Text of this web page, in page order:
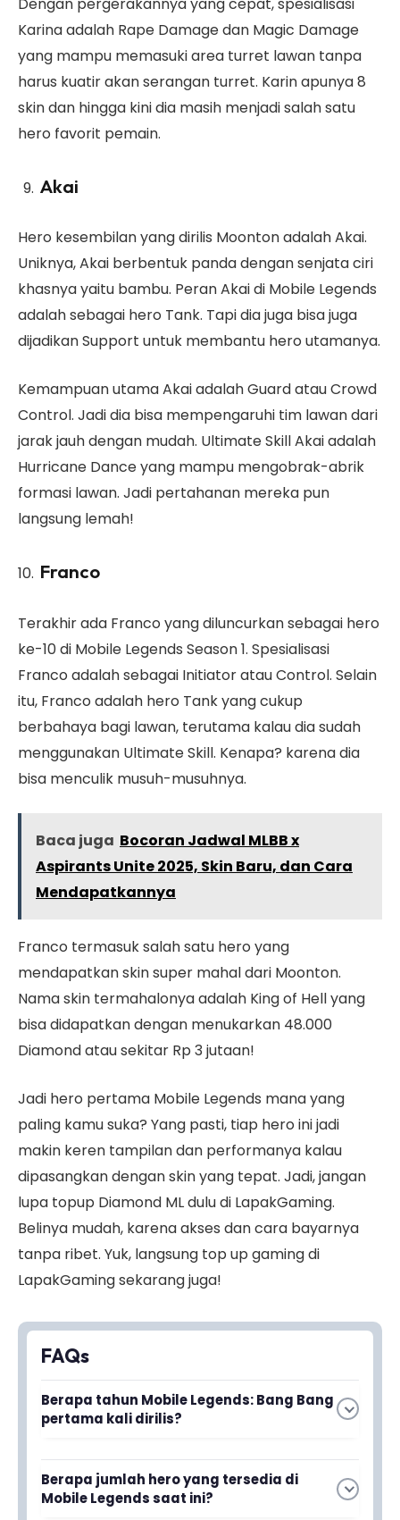
Karina adalah Rape Damage dan Magic Damage
yang mampu memasuki area turret lawan tanpa
harus kuatir akan serangan turret. Karin apunya 8
skin dan hingga kini dia masih menjadi salah satu
hero favorit pemain.
Akai
Hero kesembilan yang dirilis Moonton adalah Akai.
Uniknya, Akai berbentuk panda dengan senjata ciri
khasnya yaitu bambu. Peran Akai di Mobile Legends
adalah sebagai hero Tank. Tapi dia juga bisa juga
dijadikan Support untuk membantu hero utamanya.
Kemampuan utama Akai adalah Guard atau Crowd
Control. Jadi dia bisa mempengaruhi tim lawan dari
jarak jauh dengan mudah. Ultimate Skill Akai adalah
Hurricane Dance yang mampu mengobrak-abrik
formasi lawan. Jadi pertahanan mereka pun
langsung lemah!
Franco
Terakhir ada Franco yang diluncurkan sebagai hero
ke-10 di Mobile Legends Season 1. Spesialisasi
Franco adalah sebagai Initiator atau Control. Selain
itu, Franco adalah hero Tank yang cukup
berbahaya bagi lawan, terutama kalau dia sudah
menggunakan Ultimate Skill. Kenapa? karena dia
bisa menculik musuh-musuhnya.
Baca juga Bocoran Jadwal MLBB x
Aspirants Unite 2025, Skin Baru, dan Cara
Mendapatkannya
Franco termasuk salah satu hero yang
mendapatkan skin super mahal dari Moonton.
Nama skin termahalonya adalah King of Hell yang
bisa didapatkan dengan menukarkan 48.000
Diamond atau sekitar Rp 3 jutaan!
Jadi hero pertama Mobile Legends mana yang
paling kamu suka? Yang pasti, tiap hero ini jadi
makin keren tampilan dan performanya kalau
dipasangkan dengan skin yang tepat. Jadi, jangan
lupa topup Diamond ML dulu di LapakGaming.
Belinya mudah, karena akses dan cara bayarnya
tanpa ribet. Yuk, langsung top up gaming di
LapakGaming sekarang juga!
FAQs
Berapa tahun Mobile Legends: Bang Bang
pertama kali dirilis?
Mobile Legends: Bang Bang pertama kali dirilis
tahun 2016 oleh Moonton.
Berapa jumlah hero yang tersedia di
Mobile Legends saat ini?